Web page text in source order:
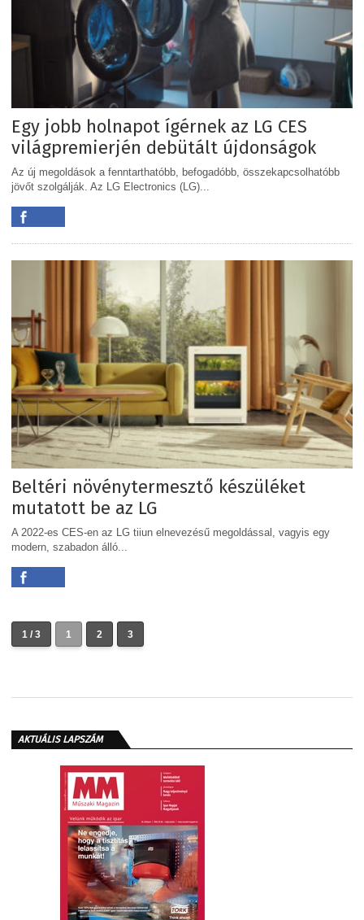
Egy jobb holnapot ígérnek az LG CES
világpremierjén debütált újdonságok
Az új megoldások a fenntarthatóbb, befogadóbb, összekapcsolhatóbb
jövőt szolgálják. Az LG Electronics (LG)...
Beltéri növénytermesztő készüléket
mutatott be az LG
A 2022-es CES-en az LG tiiun elnevezésű megoldással, vagyis egy
modern, szabadon álló...
1 / 3 1 2 3
AKTUÁLIS LAPSZÁM